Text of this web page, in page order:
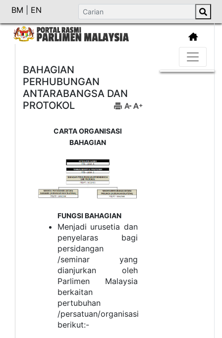
BM EN
BAHAGIAN
PERHUBUNGAN
ANTARABANGSA DAN
PROTOKOL
CARTA ORGANISASI
BAHAGIAN
FUNGSI BAHAGIAN
Menjadi urusetia dan
penyelaras bagi
persidangan
/seminar yang
dianjurkan oleh
Parlimen Malaysia
berkaitan
pertubuhan
/persatuan/organisasi
berikut:-